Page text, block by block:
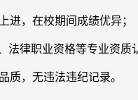
进，在校期间成绩优异；
法律职业资格等专业资质
质，无违法违纪记录。